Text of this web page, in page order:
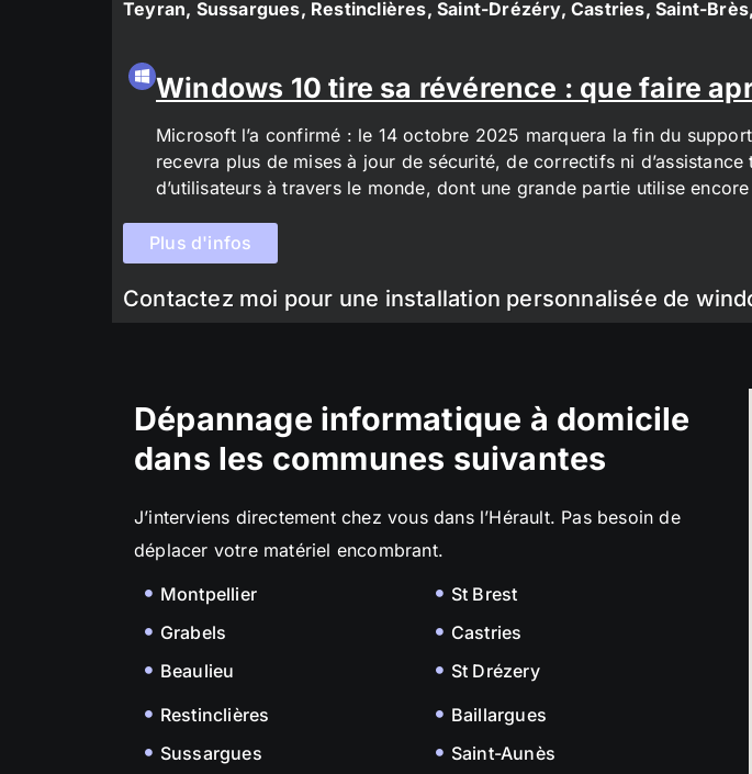
Teyran, Sussargues, Restinclières, Saint-Drézéry, Castries, Saint-
Windows 10 tire sa révérence : que faire
Microsoft l’a confirmé : le 14 octobre 2025 marquera la fin du
recevra plus de mises à jour de sécurité, de correctifs ni
d’utilisateurs à travers le monde, dont une grande partie utilise
Plus d'infos
Contactez moi pour une installation personnalisée de
Dépannage informatique à domicile
dans les communes suivantes
J’interviens directement chez vous dans l’Hérault. Pas besoin de
déplacer votre matériel encombrant.
Montpellier
Grabels
Beaulieu
St Brest
Castries
St Drézery
Restinclières
Sussargues
Baillargues
Saint-Aunès